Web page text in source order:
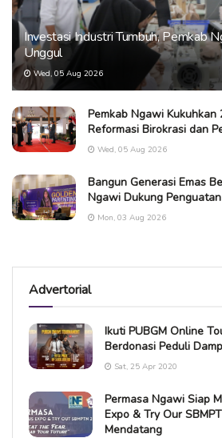
Investasi Industri Tumbuh, Pemkab
Unggul
Wed, 05 Aug 2026
Pemkab Ngawi Kukuhkan
Reformasi Birokrasi dan
Wed, 05 Aug 2026
Bangun Generasi Emas
Ngawi Dukung
Mon, 03 Aug 2026
Advertorial
Ikuti PUBGM Online
Berdonasi Peduli
Sat, 25 Apr 2020
Permasa Ngawi Siap
Expo & Try Our
Mendatang